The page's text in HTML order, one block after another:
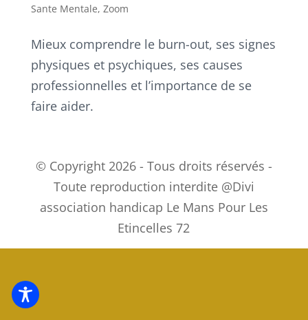
Sante Mentale, Zoom
Mieux comprendre le burn-out, ses signes
physiques et psychiques, ses causes
professionnelles et l’importance de se
faire aider.
© Copyright 2026 - Tous droits réservés -
Toute reproduction interdite @Divi
association handicap Le Mans Pour Les
Etincelles 72